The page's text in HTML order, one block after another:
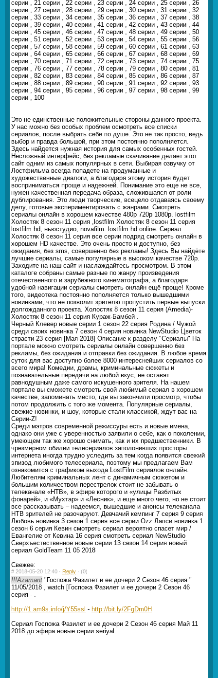
серии , 21 серии , 22 серии , 23 серии , 24 серии , 25 серии , 26
серии , 27 серии , 28 серии , 29 серии , 30 серии , 31 серии , 32
серии , 33 серии , 34 серии , 35 серии , 36 серии , 37 серии , 38
серии , 39 серии , 40 серии , 41 серии , 42 серии , 43 серии , 44
серии , 45 серии , 46 серии , 47 серии , 48 серии , 49 серии , 50
серии , 51 серии , 52 серии , 53 серии , 54 серии , 55 серии , 56
серии , 57 серии , 58 серии , 59 серии , 60 серии , 61 серии , 63
серии , 64 серии , 65 серии , 66 серии , 67 серии , 68 серии , 69
серии , 70 серии , 71 серии , 72 серии , 73 серии , 74 серии , 75
серии , 76 серии , 77 серии , 78 серии , 79 серии , 80 серии , 81
серии , 82 серии , 83 серии , 84 серии , 85 серии , 86 серии , 87
серии , 88 серии , 89 серии , 90 серии , 91 серии , 92 серии , 93
серии , 94 серии , 95 серии , 96 серии , 97 серии , 98 серии , 99
серии , 100
Это не единственные положительные стороны данного проекта.
У нас можно без особых проблем осмотреть все списки
сериалов, после выбрать себе по душе. Это не так просто, ведь
выбор и правда большой, при этом постоянно пополняется.
Здесь найдется нужная история для самых особенных гостей.
Несложный интерфейс, без рекламые скачивание делает этот
сайт одним из самых популярных в сети. Выбирая озвучку от
Лостфильма всегда попадете на продуманные и
художественные диалоги, а благодаря этому история будет
восприниматься проще и надежней. Понимание это еще не все,
нужен качественная передача образа, сложившаяся от роли
дублирования. Это люди творческие, всецело отдаваясь своему
делу, готовые экспериментировать с жанрами. Смотреть
сериалы онлайн в хорошем качестве 480p 720p 1080p. lostfilm
Холостяк 8 сезон 11 серия ,lostfilm Холостяк 8 сезон 11 серия
lostfilm hd, ньюстудио, novafilm. lostfilm hd online. Сериал
Холостяк 8 сезон 11 серия все серии подряд смотреть онлайн в
хорошем HD качестве. Это очень просто и доступно, без
ожидания, без sms, совершенно без рекламы! Здесь Вы найдёте
лучшие сериалы, самые популярные в высоком качестве 720p.
Заходите на наш сайт и наслаждайтесь просмотром. В этом
каталоге собраны самые разные по жанру произведения
отечественного и зарубежного кинематографа, а благодаря
удобной навигации сериалы смотреть онлайн ещё проще! Кроме
того, видеотека постоянно пополняется только вышедшими
новинками, что не позволит зрителю пропустить первые выпуски
долгожданного проекта. Холостяк 8 сезон 11 серия (Amedia)-
Холостяк 8 сезон 11 серия Кураж-Бамбей .
Черный Клевер новые серии 1 сезон 22 серия Родина / Чужой
среди своих новинка 7 сезон 4 серия новинка NewStudio Цветок
страсти 23 серия [Мая 2018] Описание к разделу "Сериалы" На
портале можно смотреть сериалы онлайн совершенно без
рекламы, без ожидания и отправки без ожидания. В любое время
суток для вас доступно более 8000 интереснейших сериалов со
всего мира! Комедии, драмы, криминальные сюжеты и
познавательные передачи на любой вкус, не оставят
равнодушным даже самого искушенного зрителя. На нашем
портале вы сможете смотреть свой любимый сериал в хорошем
качестве, запоминать место, где вы закончили просмотр, чтобы
потом продолжить с того же момента. Популярные сериалы,
свежие новинки, и шоу, которые стали классикой, ждут вас на
Серии-Z!
Среди мэтров современной режиссуры есть и новые имена,
однако они уже с уверенностью заявили о себе, как о поколении,
умеющем так же хорошо снимать, как и их предшественники. В
чрезмерном обилии телесериалов заполонивших просторы
интернета иногда трудно уследить за тем когда появится свежий
эпизод любимого телесериала, поэтому мы предлагаем Вам
ознакомится с графиком выхода LostFilm сериалов онлайн.
Любителям криминальных лент с динамичным сюжетом и
большим количеством перестрелок стоит не забывать о
телеканале «НТВ», в эфире которого и «улицы Разбитых
фонарей», и «Мухтар» и «Лесник», и еще много чего, но не стоит
все рассказывать – надеемся, вышедшие и анонсы телеканала
НТВ зрителей не разочаруют. Девчачий кемпинг 7 серия 9 серия
Любовь новинка 3 сезон 1 серия все серии Ozz Лапси новинка 1
сезон 6 серия Кевин смотреть сериал вероятно спасет мир /
Евангелие от Кевина 16 серия смотреть сериал NewStudio
Сверхъестественное новые серии 13 сезон 14 серия новый
сериал GoldTeam 11 05 2018
Свежее:
# 2018-05-20 12:40 · Reply · (0)
!!!Azamant "Госпожа Фазилет и ее дочери 2 Сезон 46 серия "
11/05/2018 , watch [Госпожа Фазилет и ее дочери 2 Сезон 46
серия - .
http://1.am9s.info/j/Y55ssl - http://bit.ly/2FgDm0H
Сериал Госпожа Фазилет и ее дочери 2 Сезон 46 серия Май 11
2018 до эфира новые серии seriyal.